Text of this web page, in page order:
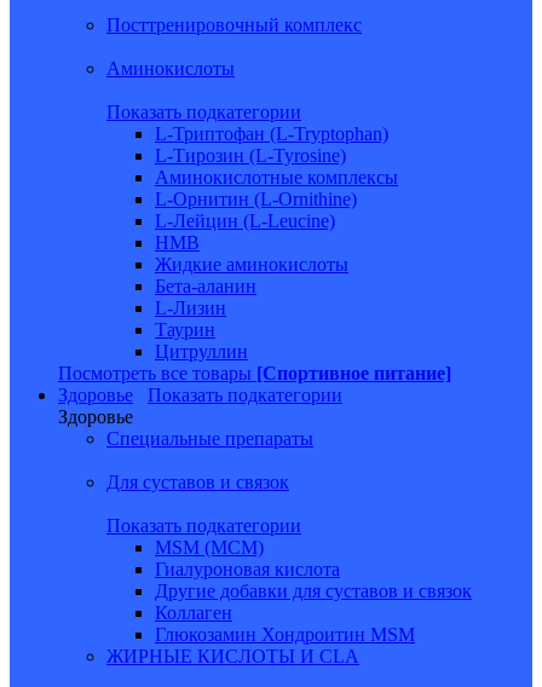
Посттренировочный комплекс
Аминокислоты
Показать подкатегории
L-Триптофан (L-Tryptophan)
L-Тирозин (L-Tyrosine)
Аминокислотные комплексы
L-Орнитин (L-Ornithine)
L-Лейцин (L-Leucine)
HMB
Жидкие аминокислоты
Бета-аланин
L-Лизин
Таурин
Цитруллин
Посмотреть все товары [Спортивное питание]
Здоровье
Показать подкатегории
Здоровье
Специальные препараты
Для суставов и связок
Показать подкатегории
MSM (МСМ)
Гиалуроновая кислота
Другие добавки для суставов и связок
Коллаген
Глюкозамин Хондроитин MSM
ЖИРНЫЕ КИСЛОТЫ И CLA